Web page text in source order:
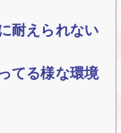
耐えられない
てる様な環境